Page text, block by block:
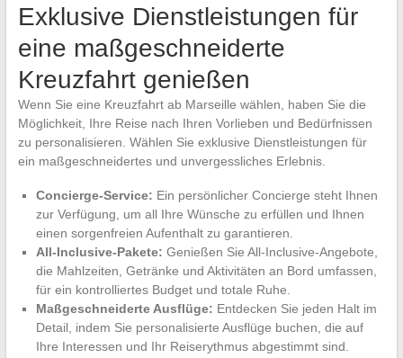
Exklusive Dienstleistungen für
eine maßgeschneiderte
Kreuzfahrt genießen
Wenn Sie eine Kreuzfahrt ab Marseille wählen, haben Sie die
Möglichkeit, Ihre Reise nach Ihren Vorlieben und Bedürfnissen
zu personalisieren. Wählen Sie exklusive Dienstleistungen für
ein maßgeschneidertes und unvergessliches Erlebnis.
Concierge-Service: Ein persönlicher Concierge steht Ihnen
zur Verfügung, um all Ihre Wünsche zu erfüllen und Ihnen
einen sorgenfreien Aufenthalt zu garantieren.
All-Inclusive-Pakete: Genießen Sie All-Inclusive-Angebote,
die Mahlzeiten, Getränke und Aktivitäten an Bord umfassen,
für ein kontrolliertes Budget und totale Ruhe.
Maßgeschneiderte Ausflüge: Entdecken Sie jeden Halt im
Detail, indem Sie personalisierte Ausflüge buchen, die auf
Ihre Interessen und Ihr Reiserythmus abgestimmt sind.